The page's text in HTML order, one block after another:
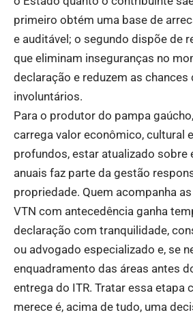
primeiro obtém uma base de
e auditável; o segundo dispõe de
que eliminam inseguranças no
declaração e reduzem as chances
involuntários.
Para o produtor do pampa
carrega valor econômico, cultural
profundos, estar atualizado sobre
anuais faz parte da gestão
propriedade. Quem acompanha
VTN com antecedência ganha
declaração com tranquilidade,
ou advogado especializado e, se
enquadramento das áreas antes
entrega do ITR. Tratar essa etapa
merece é, acima de tudo, uma